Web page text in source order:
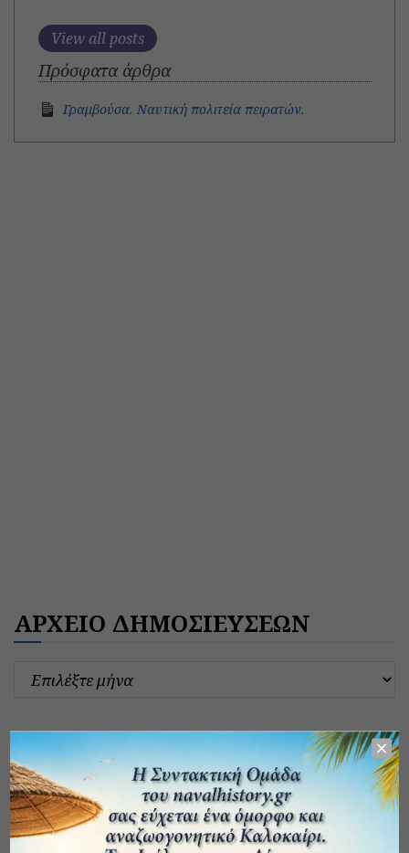
View all posts
Πρόσφατα άρθρα
Γραμβούσα. Ναυτική πολιτεία πειρατών.
ΑΡΧΕΙΟ ΔΗΜΟΣΙΕΥΣΕΩΝ
ΚΑΤΗΓΟΡΙΕΣ